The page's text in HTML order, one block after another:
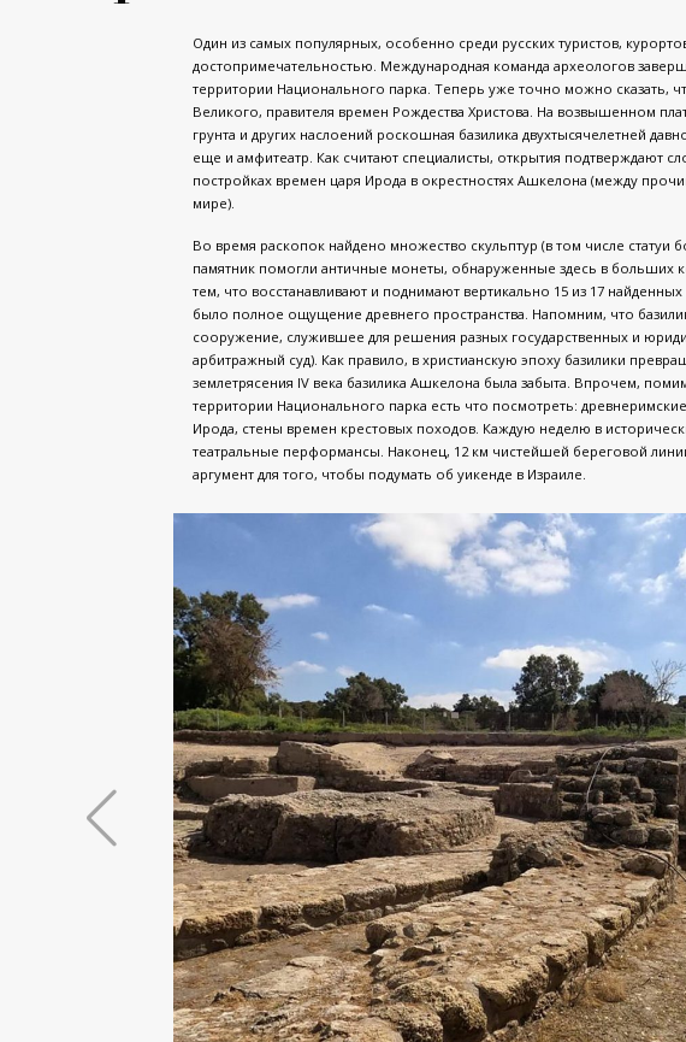
Один из самых популярных, особенно среди русских туристов,
достопримечательностью. Международная команда археологов
территории Национального парка. Теперь уже точно можно сказать,
Великого, правителя времен Рождества Христова. На возвышенном
грунта и других наслоений роскошная базилика двухтысячелетней
еще и амфитеатр. Как считают специалисты, открытия подтверждают
постройках времен царя Ирода в окрестностях Ашкелона (между
мире).
Во время раскопок найдено множество скульптур (в том числе статуи
памятник помогли античные монеты, обнаруженные здесь в больших
тем, что восстанавливают и поднимают вертикально 15 из 17
было полное ощущение древнего пространства. Напомним, что
сооружение, служившее для решения разных государственных и
арбитражный суд). Как правило, в христианскую эпоху базилики
землетрясения IV века базилика Ашкелона была забыта. Впрочем,
территории Национального парка есть что посмотреть:
Ирода, стены времен крестовых походов. Каждую неделю в
театральные перформансы. Наконец, 12 км чистейшей береговой
аргумент для того, чтобы подумать об уикенде в Израиле.